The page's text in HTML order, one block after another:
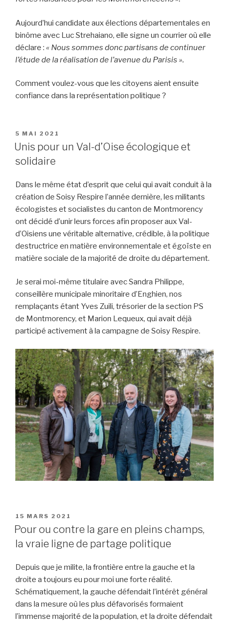
Aujourd’hui candidate aux élections départementales en
binôme avec Luc Strehaiano, elle signe un courrier où elle
déclare : « Nous sommes donc partisans de continuer
l’étude de la réalisation de l’avenue du Parisis ».
Comment voulez-vous que les citoyens aient ensuite
confiance dans la représentation politique ?
PUBLIÉ
LE
5 MAI 2021
Unis pour un Val-d’Oise écologique et
solidaire
Dans le même état d’esprit que celui qui avait conduit à la
création de Soisy Respire l’année dernière, les militants
écologistes et socialistes du canton de Montmorency
ont décidé d’unir leurs forces afin proposer aux Val-
d’Oisiens une véritable alternative, crédible, à la politique
destructrice en matière environnementale et égoïste en
matière sociale de la majorité de droite du département.
Je serai moi-même titulaire avec Sandra Philippe,
conseillère municipale minoritaire d’Enghien, nos
remplaçants étant Yves Zuili, trésorier de la section PS
de Montmorency, et Marion Lequeux, qui avait déjà
participé activement à la campagne de Soisy Respire.
PUBLIÉ
LE
15 MARS 2021
Pour ou contre la gare en pleins champs,
la vraie ligne de partage politique
Depuis que je milite, la frontière entre la gauche et la
droite a toujours eu pour moi une forte réalité.
Schématiquement, la gauche défendait l’intérêt général
dans la mesure où les plus défavorisés formaient
l’immense majorité de la population, et la droite défendait